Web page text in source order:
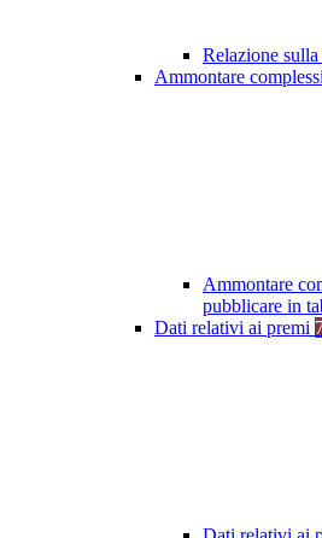
Relazione
Ammontare
Ammontare
pubblicare in
Dati relativi ai premi